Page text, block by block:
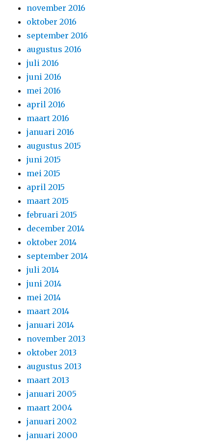
november 2016
oktober 2016
september 2016
augustus 2016
juli 2016
juni 2016
mei 2016
april 2016
maart 2016
januari 2016
augustus 2015
juni 2015
mei 2015
april 2015
maart 2015
februari 2015
december 2014
oktober 2014
september 2014
juli 2014
juni 2014
mei 2014
maart 2014
januari 2014
november 2013
oktober 2013
augustus 2013
maart 2013
januari 2005
maart 2004
januari 2002
januari 2000